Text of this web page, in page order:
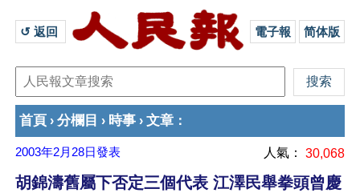
↺ 返回 電子報 简体版
首頁 › 分欄目 › 時事 › 文章 ：
2003年2月28日發表 人氣： 30,068
胡錦濤舊屬下否定三個代表 江澤民舉拳頭曾慶